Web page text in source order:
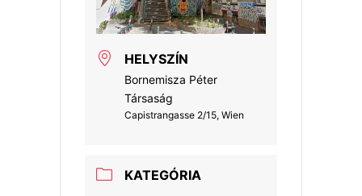
HELYSZÍN
Bornemisza Péter
Társaság
Capistrangasse 2/15, Wien
KATEGÓRIA